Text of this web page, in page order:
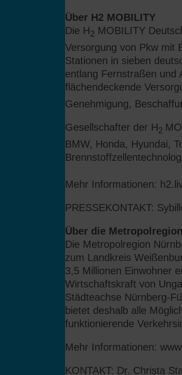
Über H2 MOBILITY
Die H2 MOBILITY
Versorgung von Pkw mit
Stationen in sieben
entlang Fernstraßen und
flächendeckende
Genehmigung,
Gesellschafter der H2
BMW, Honda, Hyundai,
Mehr Informationen:
PRESSEKONTAKT:
Über die
Die Metropolregion
zum Landkreis
3,5 Millionen Einwohner
Wirtschaftskraft von
Städteachse Nürnberg-
bietet deshalb alle
funktionierende
Mehr Informationen:
KONTAKT: Dr. Christa